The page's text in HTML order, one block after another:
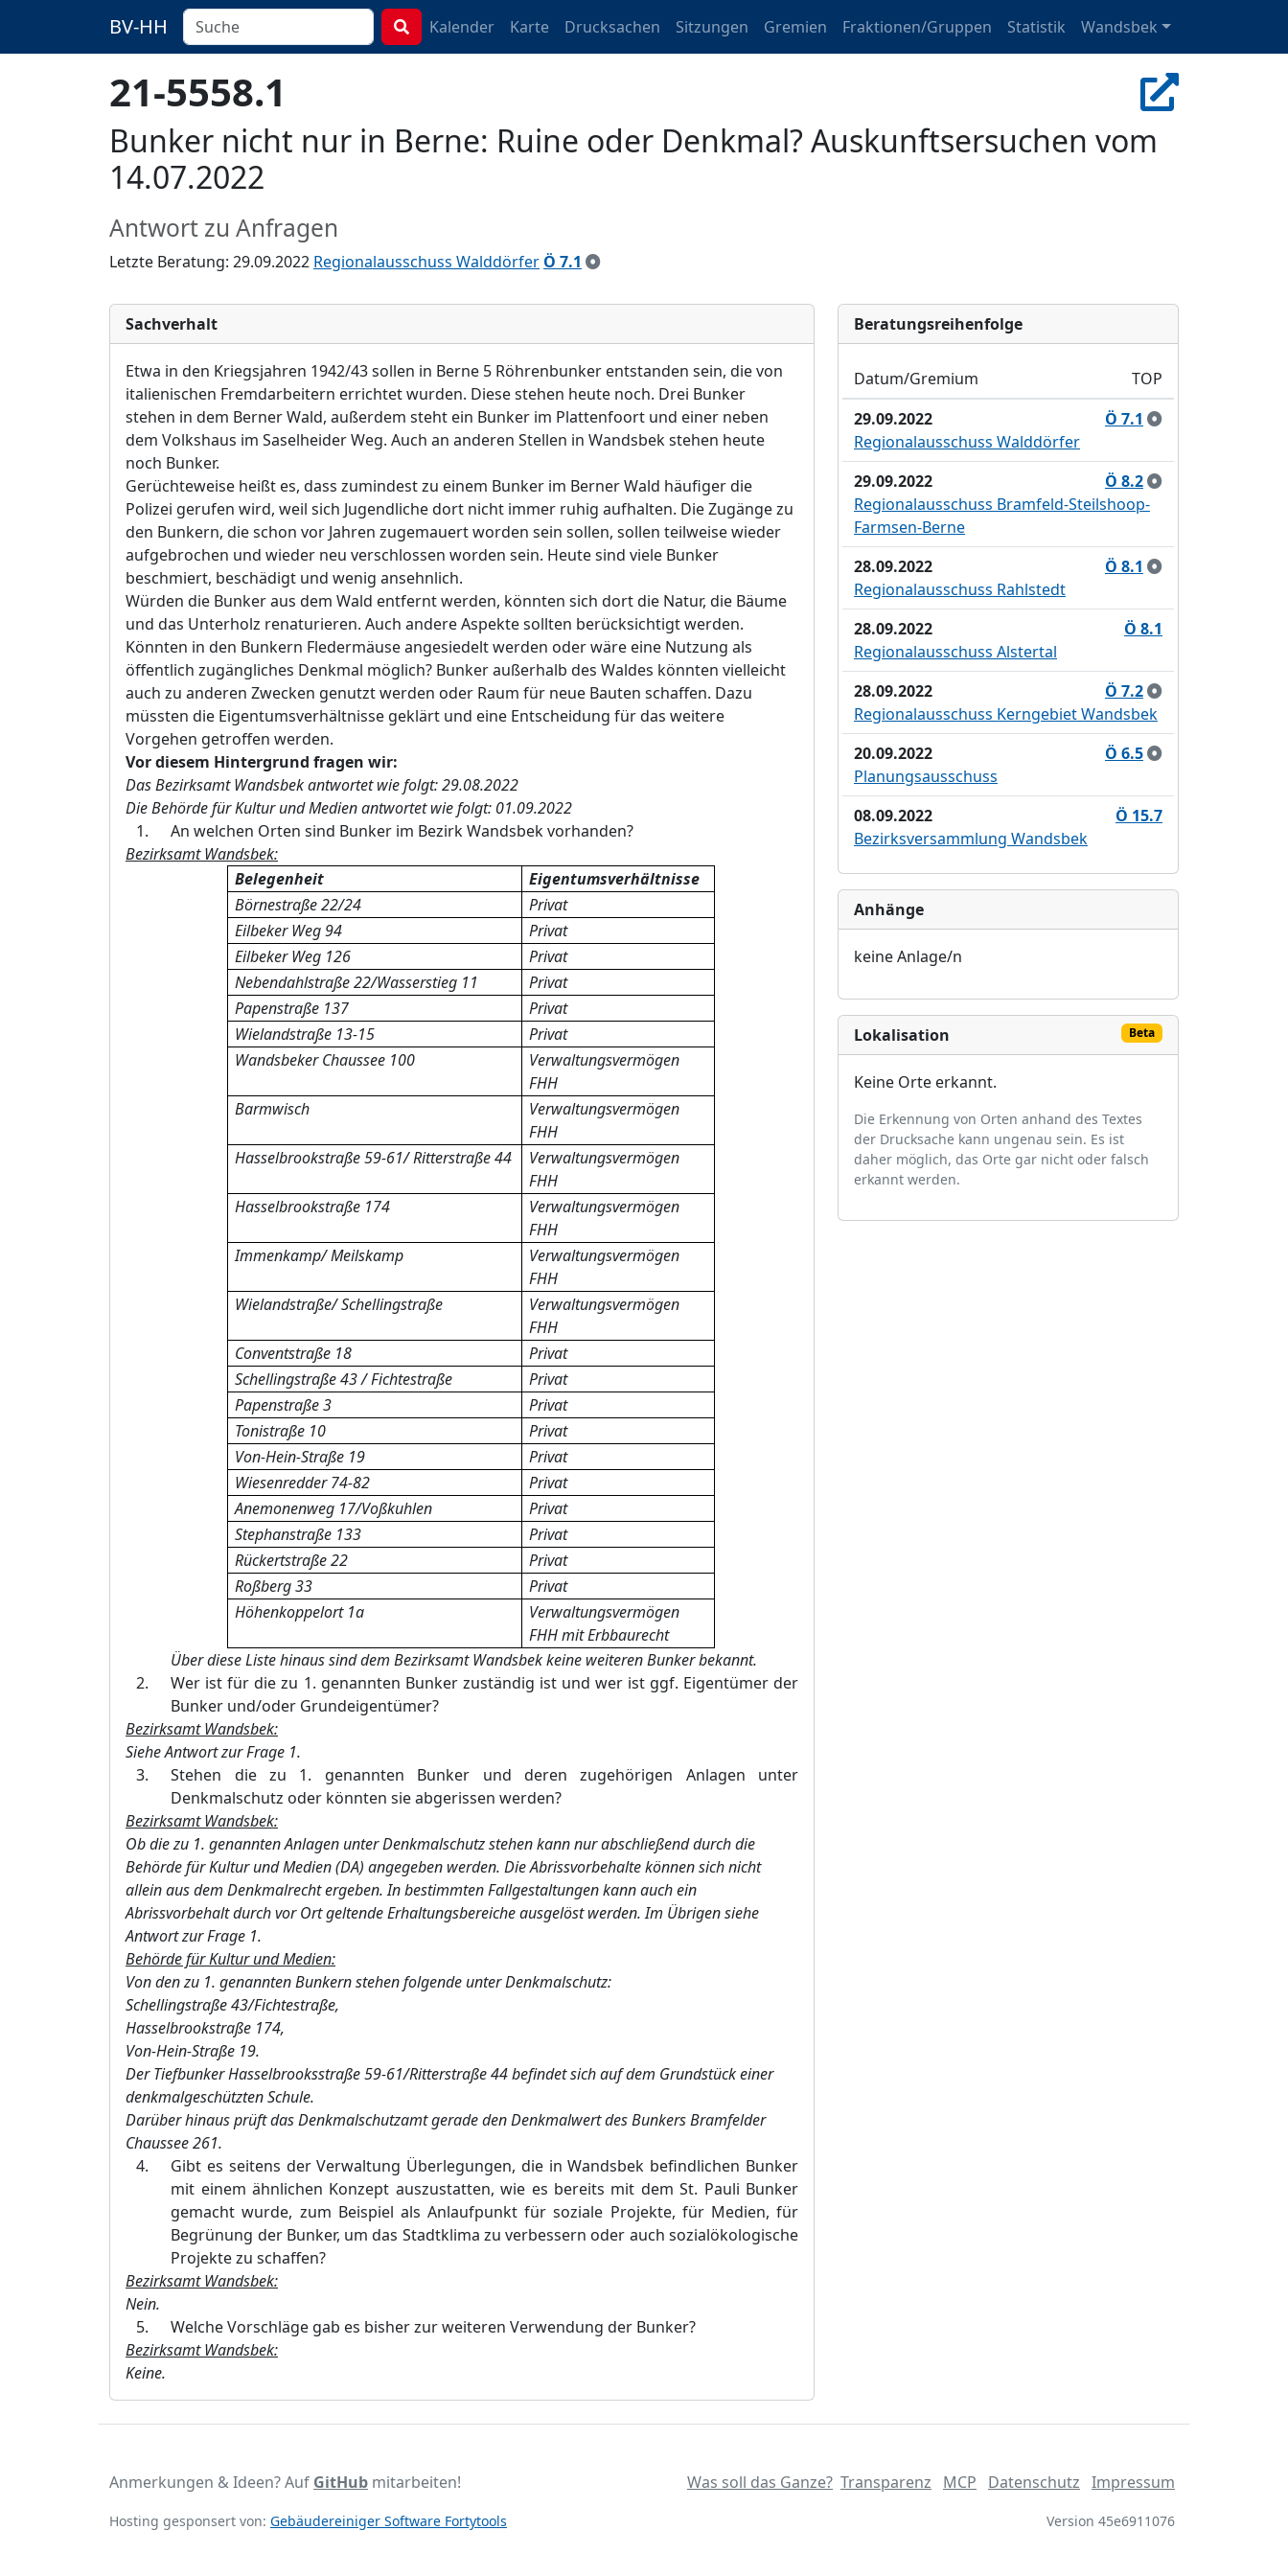
BV-HH Kalender Karte Drucksachen Sitzungen Gremien Fraktionen/Gruppen Statistik Wandsbek
21-5558.1
Bunker nicht nur in Berne: Ruine oder Denkmal? Auskunftsersuchen vom
14.07.2022
Antwort zu Anfragen
Letzte Beratung: 29.09.2022 Regionalausschuss Walddörfer Ö 7.1
Sachverhalt
Etwa in den Kriegsjahren 1942/43 sollen in Berne 5 Röhrenbunker entstanden sein, die von
italienischen Fremdarbeitern errichtet wurden. Diese stehen heute noch. Drei Bunker
stehen in dem Berner Wald, außerdem steht ein Bunker im Plattenfoort und einer neben
dem Volkshaus im Saselheider Weg. Auch an anderen Stellen in Wandsbek stehen heute
noch Bunker.
Gerüchteweise heißt es, dass zumindest zu einem Bunker im Berner Wald häufiger die
Polizei gerufen wird, weil sich Jugendliche dort nicht immer ruhig aufhalten. Die Zugänge zu
den Bunkern, die schon vor Jahren zugemauert worden sein sollen, sollen teilweise wieder
aufgebrochen und wieder neu verschlossen worden sein. Heute sind viele Bunker
beschmiert, beschädigt und wenig ansehnlich.
Würden die Bunker aus dem Wald entfernt werden, könnten sich dort die Natur, die Bäume
und das Unterholz renaturieren. Auch andere Aspekte sollten berücksichtigt werden.
Könnten in den Bunkern Fledermäuse angesiedelt werden oder wäre eine Nutzung als
öffentlich zugängliches Denkmal möglich? Bunker außerhalb des Waldes könnten vielleicht
auch zu anderen Zwecken genutzt werden oder Raum für neue Bauten schaffen. Dazu
müssten die Eigentumsverhältnisse geklärt und eine Entscheidung für das weitere
Vorgehen getroffen werden.
Vor diesem Hintergrund fragen wir:
Das Bezirksamt Wandsbek antwortet wie folgt:29.08.2022
Die Behörde für Kultur und Medien antwortet wie folgt: 01.09.2022
An welchen Orten sind Bunker im Bezirk Wandsbek vorhanden?
Bezirksamt Wandsbek:
Belegenheit
Eigentumsverhältnisse
Börnestraße 22/24
Privat
Eilbeker Weg 94
Privat
Eilbeker Weg 126
Privat
Nebendahlstraße 22/Wasserstieg 11
Privat
Papenstraße 137
Privat
Wielandstraße 13-15
Privat
Wandsbeker Chaussee 100
Verwaltungsvermögen
FHH
Barmwisch
Verwaltungsvermögen
FHH
Hasselbrookstraße 59-61/ Ritterstraße 44
Verwaltungsvermögen
FHH
Hasselbrookstraße 174
Verwaltungsvermögen
FHH
Immenkamp/ Meilskamp
Verwaltungsvermögen
FHH
Wielandstraße/ Schellingstraße
Verwaltungsvermögen
FHH
Conventstraße 18
Privat
Schellingstraße 43 / Fichtestraße
Privat
Papenstraße 3
Privat
Tonistraße 10
Privat
Von-Hein-Straße 19
Privat
Wiesenredder 74-82
Privat
Anemonenweg 17/Voßkuhlen
Privat
Stephanstraße 133
Privat
Rückertstraße 22
Privat
Roßberg 33
Privat
Höhenkoppelort 1a
Verwaltungsvermögen
FHH mit Erbbaurecht
Über diese Liste hinaus sind dem Bezirksamt Wandsbek keine weiteren Bunker bekannt.
Wer ist für die zu 1. genannten Bunker zuständig ist und wer ist ggf. Eigentümer der
Bunker und/oder Grundeigentümer?
Bezirksamt Wandsbek:
Siehe Antwort zur Frage 1.
Stehen die zu 1. genannten Bunker und deren zugehörigen Anlagen unter
Denkmalschutz oder könnten sie abgerissen werden?
Bezirksamt Wandsbek:
Ob die zu 1. genannten Anlagen unter Denkmalschutz stehen kann nur abschließend durch die
Behörde für Kultur und Medien (DA) angegeben werden. Die Abrissvorbehalte können sich nicht
allein aus dem Denkmalrecht ergeben. In bestimmten Fallgestaltungen kann auch ein
Abrissvorbehalt durch vor Ort geltende Erhaltungsbereiche ausgelöst werden. Im Übrigen siehe
Antwort zur Frage 1.
Behörde für Kultur und Medien:
Von den zu 1. genannten Bunkern stehen folgende unter Denkmalschutz:
Schellingstraße 43/Fichtestraße,
Hasselbrookstraße 174,
Von-Hein-Straße 19.
Der Tiefbunker Hasselbrooksstraße 59-61/Ritterstraße 44 befindet sich auf dem Grundstück einer
denkmalgeschützten Schule.
Darüber hinaus prüft das Denkmalschutzamt gerade den Denkmalwert des Bunkers Bramfelder
Chaussee 261.
Gibt es seitens der Verwaltung Überlegungen, die in Wandsbek befindlichen Bunker
mit einem ähnlichen Konzept auszustatten, wie es bereits mit dem St. Pauli Bunker
gemacht wurde, zum Beispiel als Anlaufpunkt für soziale Projekte, für Medien, für
Begrünung der Bunker, um das Stadtklima zu verbessern oder auch sozialökologische
Projekte zu schaffen?
Bezirksamt Wandsbek:
Nein.
Welche Vorschläge gab es bisher zur weiteren Verwendung der Bunker?
Bezirksamt Wandsbek:
Keine.
Bera­tungs­reihen­folge
Datum/Gremium
TOP
29.09.2022
Ö 7.1
Regionalausschuss Walddörfer
29.09.2022
Ö 8.2
Regionalausschuss Bramfeld-Steilshoop-
Farmsen-Berne
28.09.2022
Ö 8.1
Regionalausschuss Rahlstedt
28.09.2022
Ö 8.1
Regionalausschuss Alstertal
28.09.2022
Ö 7.2
Regionalausschuss Kerngebiet Wandsbek
20.09.2022
Ö 6.5
Planungsausschuss
08.09.2022
Ö 15.7
Bezirksversammlung Wandsbek
Anhänge
keine Anlage/n
Lokalisation Beta
Keine Orte erkannt.
Die Erkennung von Orten anhand des Textes
der Drucksache kann ungenau sein. Es ist
daher möglich, das Orte gar nicht oder falsch
erkannt werden.
Was soll das Ganze? Transparenz MCP Datenschutz Impressum
Version 45e6911076
Anmerkungen & Ideen? Auf GitHub mitarbeiten!
Hosting gesponsert von: Gebäudereiniger Software Fortytools